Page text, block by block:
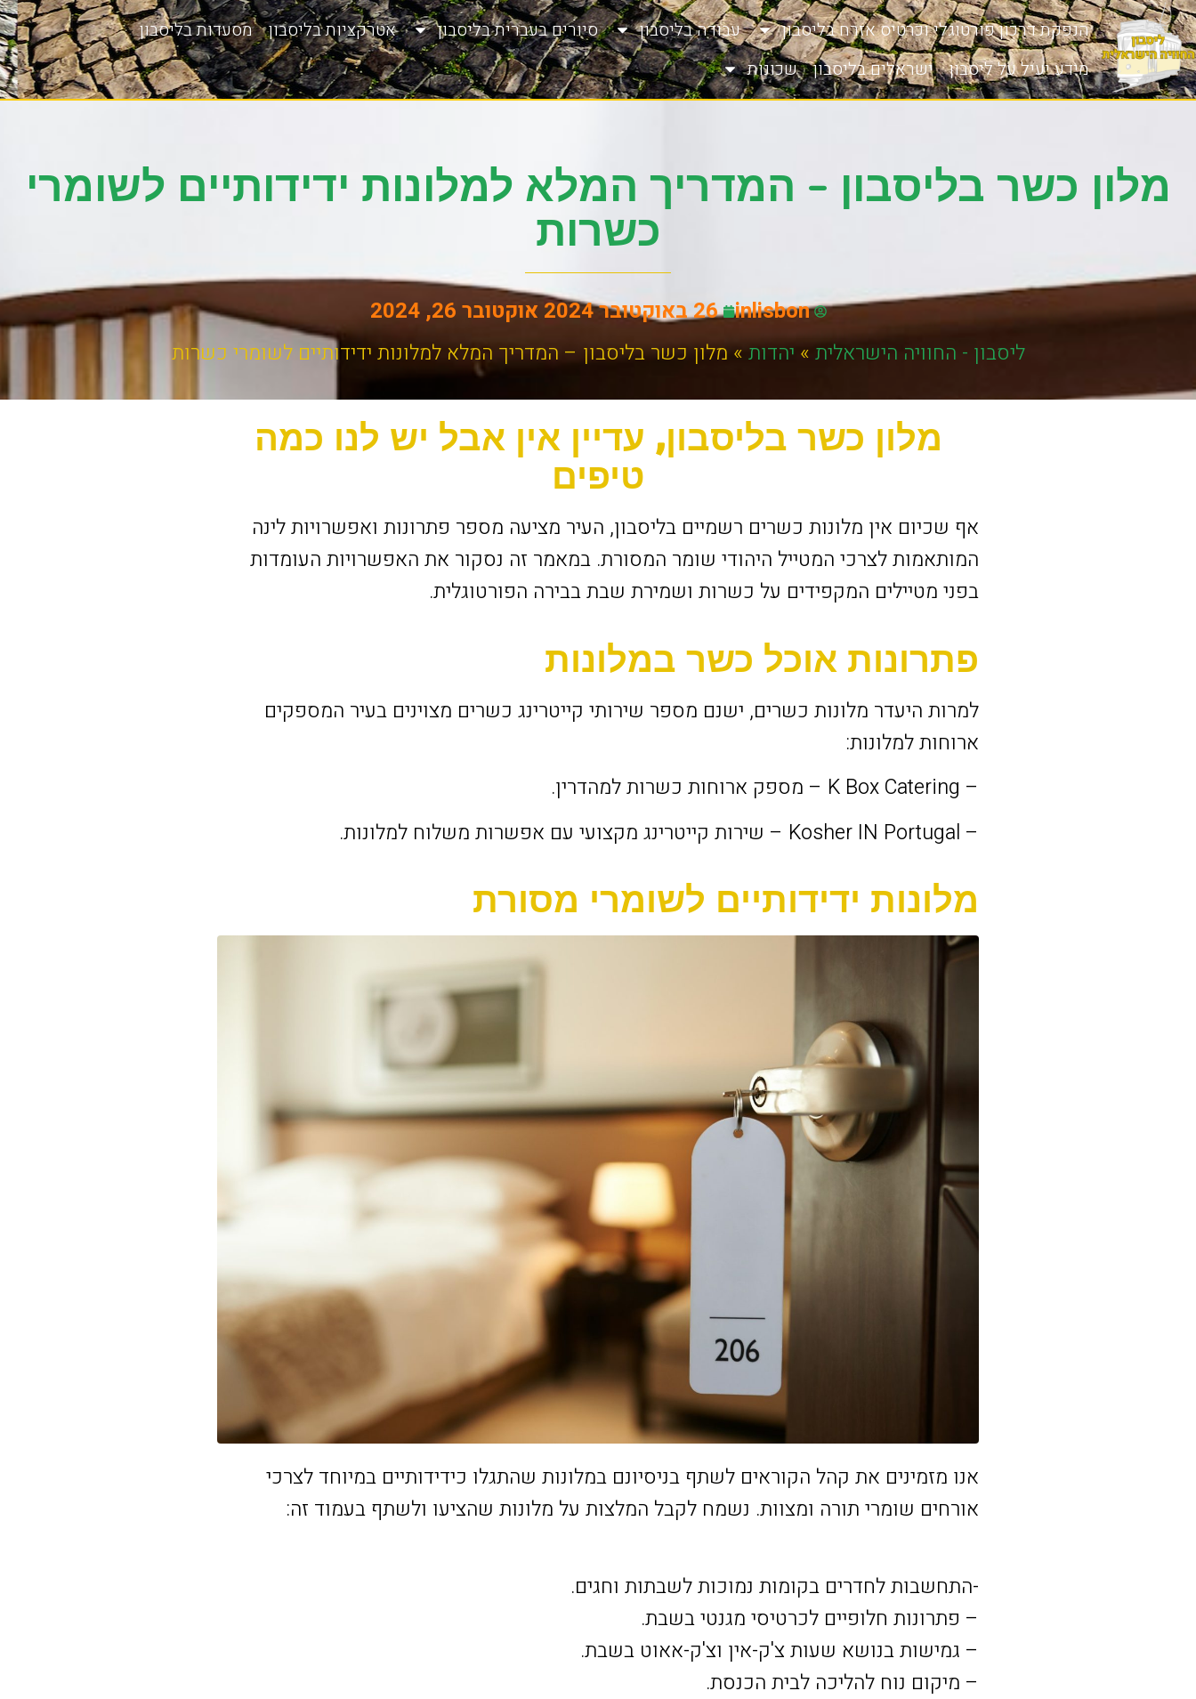
הנפקת דרכון פורטוגלי וכרטיס אזרח בליסבון עבודה בליסבון סיורים בעברית בליסבון אטרקציות בליסבון
מסעדות בליסבון
מידע יעיל על ליסבון
ישראלים בליסבון שכונות
מלון כשר בליסבון – המדריך המלא למלונות ידידותיים לשומרי
כשרות
inlisbon 26 באוקטובר 2024 אוקטובר 26, 2024
ליסבון - החוויה הישראלית » יהדות »מלון כשר בליסבון – המדריך המלא למלונות ידידותיים לשומרי כשרות
מלון כשר בליסבון, עדיין אין אבל יש לנו כמה
טיפים
אף שכיום אין מלונות כשרים רשמיים בליסבון, העיר מציעה מספר פתרונות ואפשרויות לינה
המותאמות לצרכי המטייל היהודי שומר המסורת. במאמר זה נסקור את האפשרויות העומדות
בפני מטיילים המקפידים על כשרות ושמירת שבת בבירה הפורטוגלית.
פתרונות אוכל כשר במלונות
למרות היעדר מלונות כשרים, ישנם מספר שירותי קייטרינג כשרים מצוינים בעיר המספקים
ארוחות למלונות:
– K Box Catering – מספק ארוחות כשרות למהדרין.
– Kosher IN Portugal – שירות קייטרינג מקצועי עם אפשרות משלוח למלונות.
מלונות ידידותיים לשומרי מסורת
אנו מזמינים את קהל הקוראים לשתף בניסיונם במלונות שהתגלו כידידותיים במיוחד לצרכי
אורחים שומרי תורה ומצוות. נשמח לקבל המלצות על מלונות שהציעו ולשתף בעמוד זה:
-התחשבות לחדרים בקומות נמוכות לשבתות וחגים.
– פתרונות חלופיים לכרטיסי מגנטי בשבת.
– גמישות בנושא שעות צ'ק-אין וצ'ק-אאוט בשבת.
– מיקום נוח להליכה לבית הכנסת.